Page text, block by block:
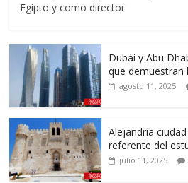
Egipto y como director
Dubái y Abu
que demuestran
agosto 11, 2025
Alejandría
referente del
julio 11, 2025